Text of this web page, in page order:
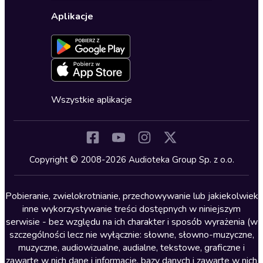
Dla młodzieży
Kryminały
Lektury szkolne
Literatura anglojęzyczna
Literatura faktu
Literatura obyczajowa
Literatura piękna obca
Ustawienia prywatności
Formularz zgłaszania nielegalnych treści
Deklaracja dostępności
Oferta dla firm i bibliotek
Dołącz do newslettera
Blog
Zapowiedzi
Cykle audiobooków
Aplikacje
Wszystkie aplikacje
Copyright © 2008-2026 Audioteka Group Sp. z o.o.
Pobieranie, zwielokrotnianie, przechowywanie lub jakiekolwiek
inne wykorzystywanie treści dostępnych w niniejszym
serwisie - bez względu na ich charakter i sposób wyrażenia (w
szczególności lecz nie wyłącznie: słowne, słowno-muzyczne,
muzyczne, audiowizualne, audialne, tekstowe, graficzne i